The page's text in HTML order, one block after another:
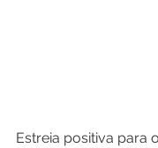
Estreia positiva para